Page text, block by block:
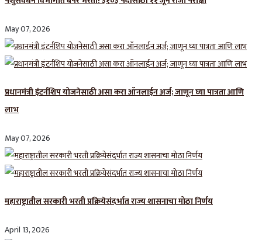
May 07, 2026
प्रधानमंत्री इंटर्नशिप योजनेसाठी असा करा ऑनलाईन अर्ज; जाणून घ्या पात्रता आणि
लाभ
May 07, 2026
महाराष्ट्रातील सरकारी भरती प्रक्रियेसंदर्भात राज्य शासनाचा मोठा निर्णय
April 13, 2026